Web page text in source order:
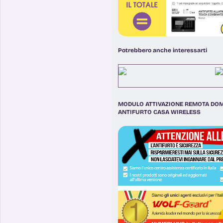
Potrebbero anche interessarti
MODULO ATTIVAZIONE REMOTA
ANTIFURTO CASA WIRELESS